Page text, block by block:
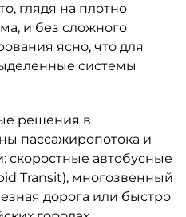
глядя на плотно
и без сложного
ясно, что для
системы
решения в
пассажиропотока и
скоростные автобусные
Transit), многозвенный
дорога или быстро